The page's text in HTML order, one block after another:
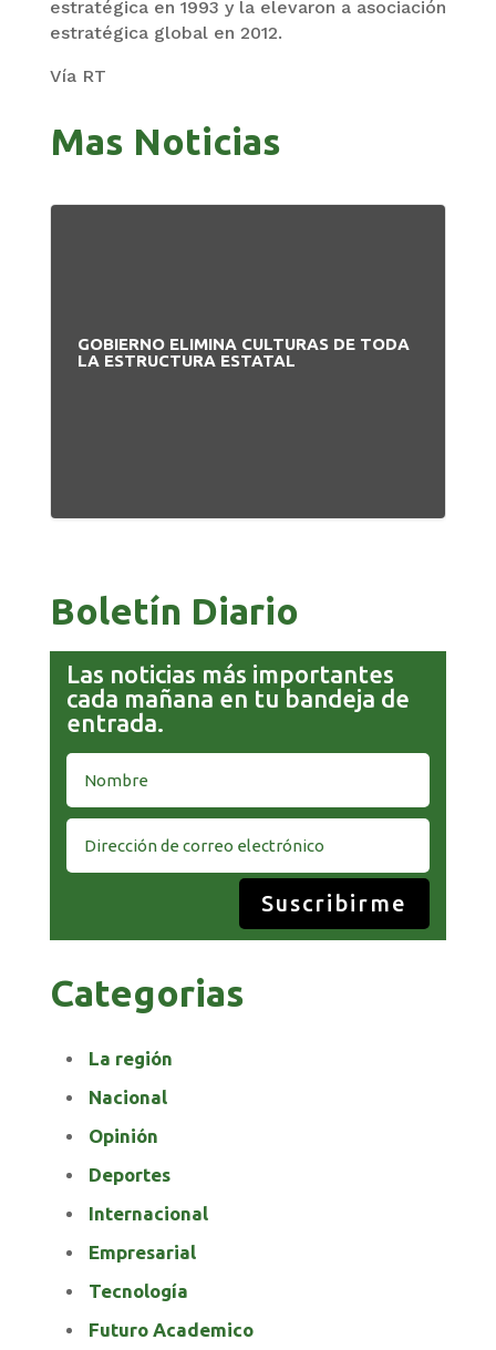
estratégica en 1993 y la elevaron a asociación
estratégica global en 2012.
Vía RT
Mas Noticias
GOBIERNO ELIMINA CULTURAS DE TODA
LA ESTRUCTURA ESTATAL
Boletín Diario
Las noticias más importantes
cada mañana en tu bandeja de
entrada.
Suscribirme
Categorias
La región
Nacional
Opinión
Deportes
Internacional
Empresarial
Tecnología
Futuro Academico